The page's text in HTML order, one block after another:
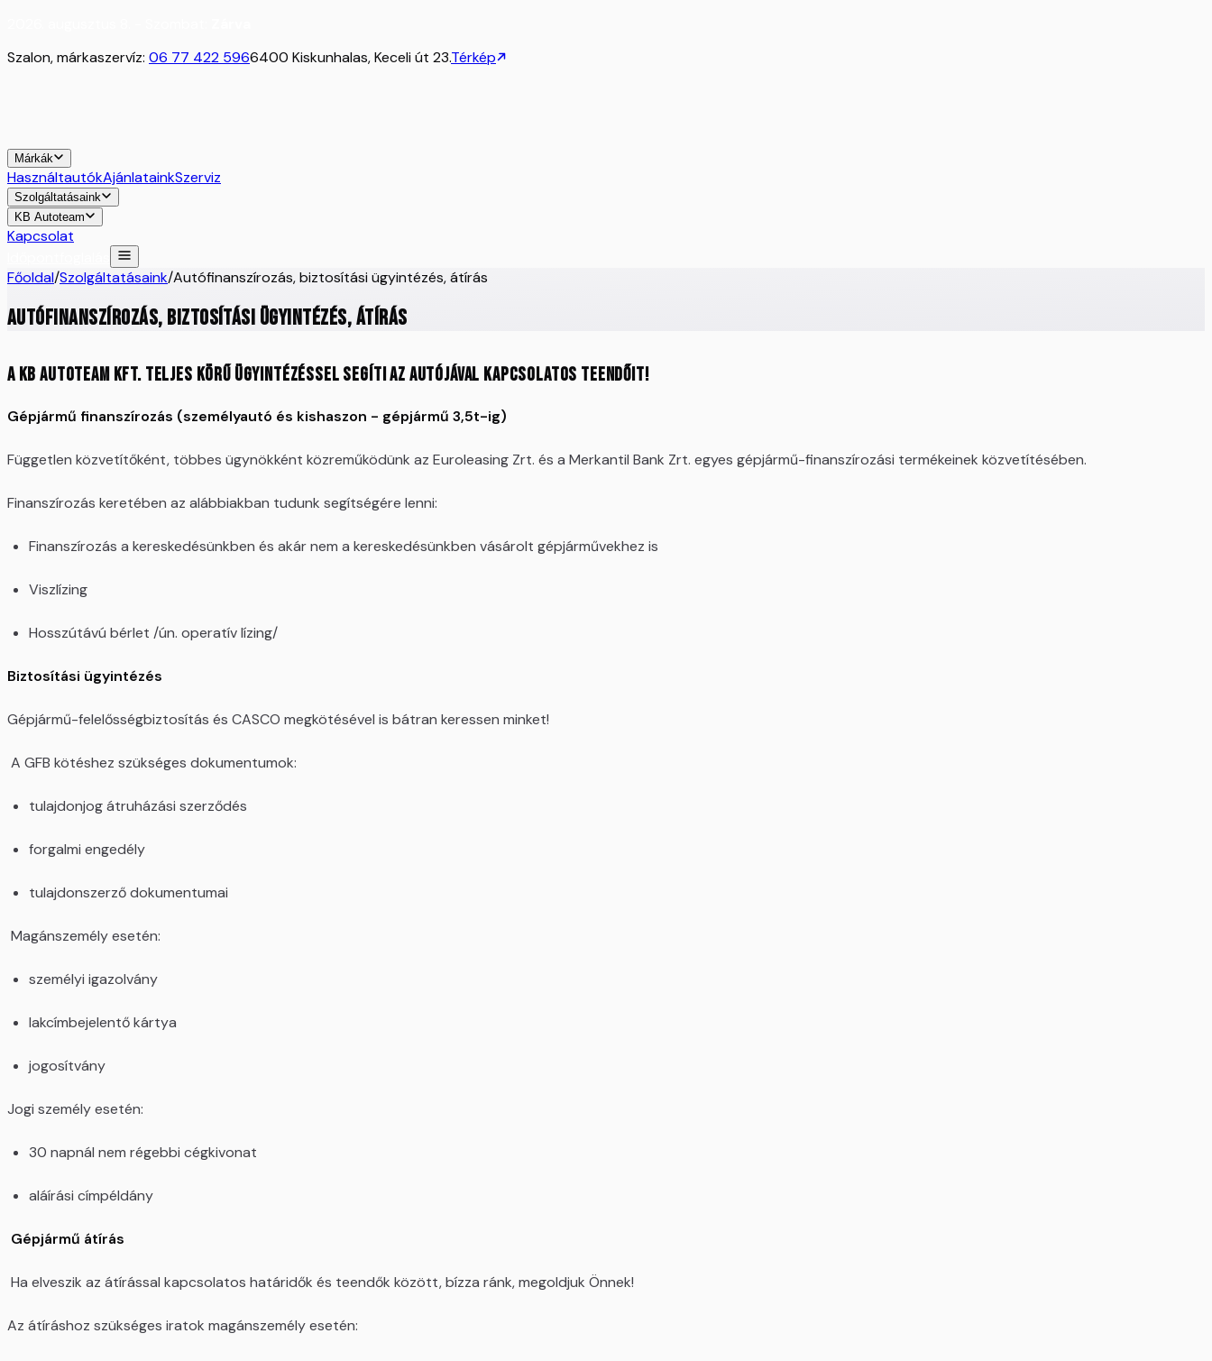
Szalon, márkaszervíz: 06 77 422 5966400 Kiskunhalas, Keceli út 23.Térkép
Márkák
HasználtautókAjánlatainkSzerviz
Szolgáltatásaink
KB Autoteam
Kapcsolat
Főoldal/Szolgáltatásaink/Autófinanszírozás, biztosítási ügyintézés, átírás
Autófinanszírozás, biztosítási ügyintézés, átírás
A KB Autoteam Kft. teljes körű ügyintézéssel segíti az autójával kapcsolatos teendőit!
Gépjármű finanszírozás (személyautó és kishaszon - gépjármű 3,5t-ig)
Független közvetítőként, többes ügynökként közreműködünk az Euroleasing Zrt. és a Merkantil Bank Zrt. egyes gépjármű-finanszírozási termékeinek közvetítésében.
Finanszírozás keretében az alábbiakban tudunk segítségére lenni:
Finanszírozás a kereskedésünkben és akár nem a kereskedésünkben vásárolt gépjárművekhez is
Viszlízing
Hosszútávú bérlet /ún. operatív lízing/
Biztosítási ügyintézés
Gépjármű-felelősségbiztosítás és CASCO megkötésével is bátran keressen minket!
A GFB kötéshez szükséges dokumentumok:
tulajdonjog átruházási szerződés
forgalmi engedély
tulajdonszerző dokumentumai
Magánszemély esetén:
személyi igazolvány
lakcímbejelentő kártya
jogosítvány
Jogi személy esetén:
30 napnál nem régebbi cégkivonat
aláírási címpéldány
Gépjármű átírás
Ha elveszik az átírással kapcsolatos határidők és teendők között, bízza ránk, megoldjuk Önnek!
Az átíráshoz szükséges iratok magánszemély esetén: